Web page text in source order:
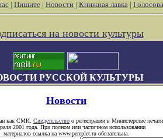
| Пишите| Новости| Книжная лавка|
на новости культуры
РУССКОЙ КУЛЬТУРЫ
Новости
как СМИ. Свидетельство о регистрации в Министерстве
2001 года. При полном или частичном использовании
материалов ссылка на www.pereplet.ru обязательна.